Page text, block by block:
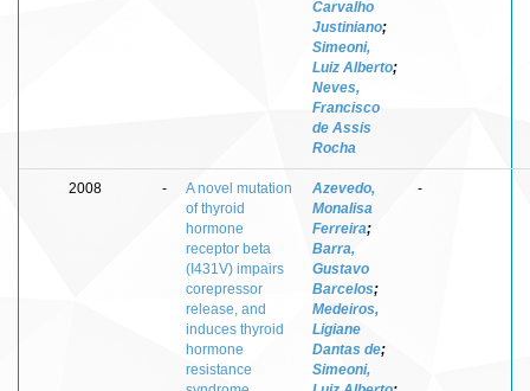
Carvalho
Justiniano;
Simeoni,
Luiz Alberto;
Neves,
Francisco
de Assis
Rocha
2008 -
A novel mutation
of thyroid
hormone
receptor beta
(I431V) impairs
corepressor
release, and
induces thyroid
hormone
resistance
Azevedo,
Monalisa
Ferreira;
Barra,
Gustavo
Barcelos;
Medeiros,
Ligiane
Dantas de;
Simeoni,
-